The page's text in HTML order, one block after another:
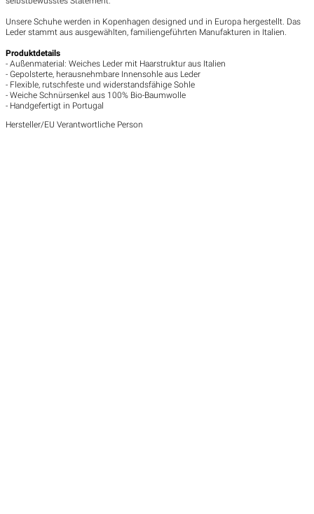
Unsere Schuhe werden in Kopenhagen designed und in Europa hergestellt. Das
Leder stammt aus ausgewählten, familiengeführten Manufakturen in Italien.
Produktdetails
- Außenmaterial: Weiches Leder mit Haarstruktur aus Italien
- Gepolsterte, herausnehmbare Innensohle aus Leder
- Flexible, rutschfeste und widerstandsfähige Sohle
- Weiche Schnürsenkel aus 100% Bio-Baumwolle
- Handgefertigt in Portugal
Hersteller/EU Verantwortliche Person